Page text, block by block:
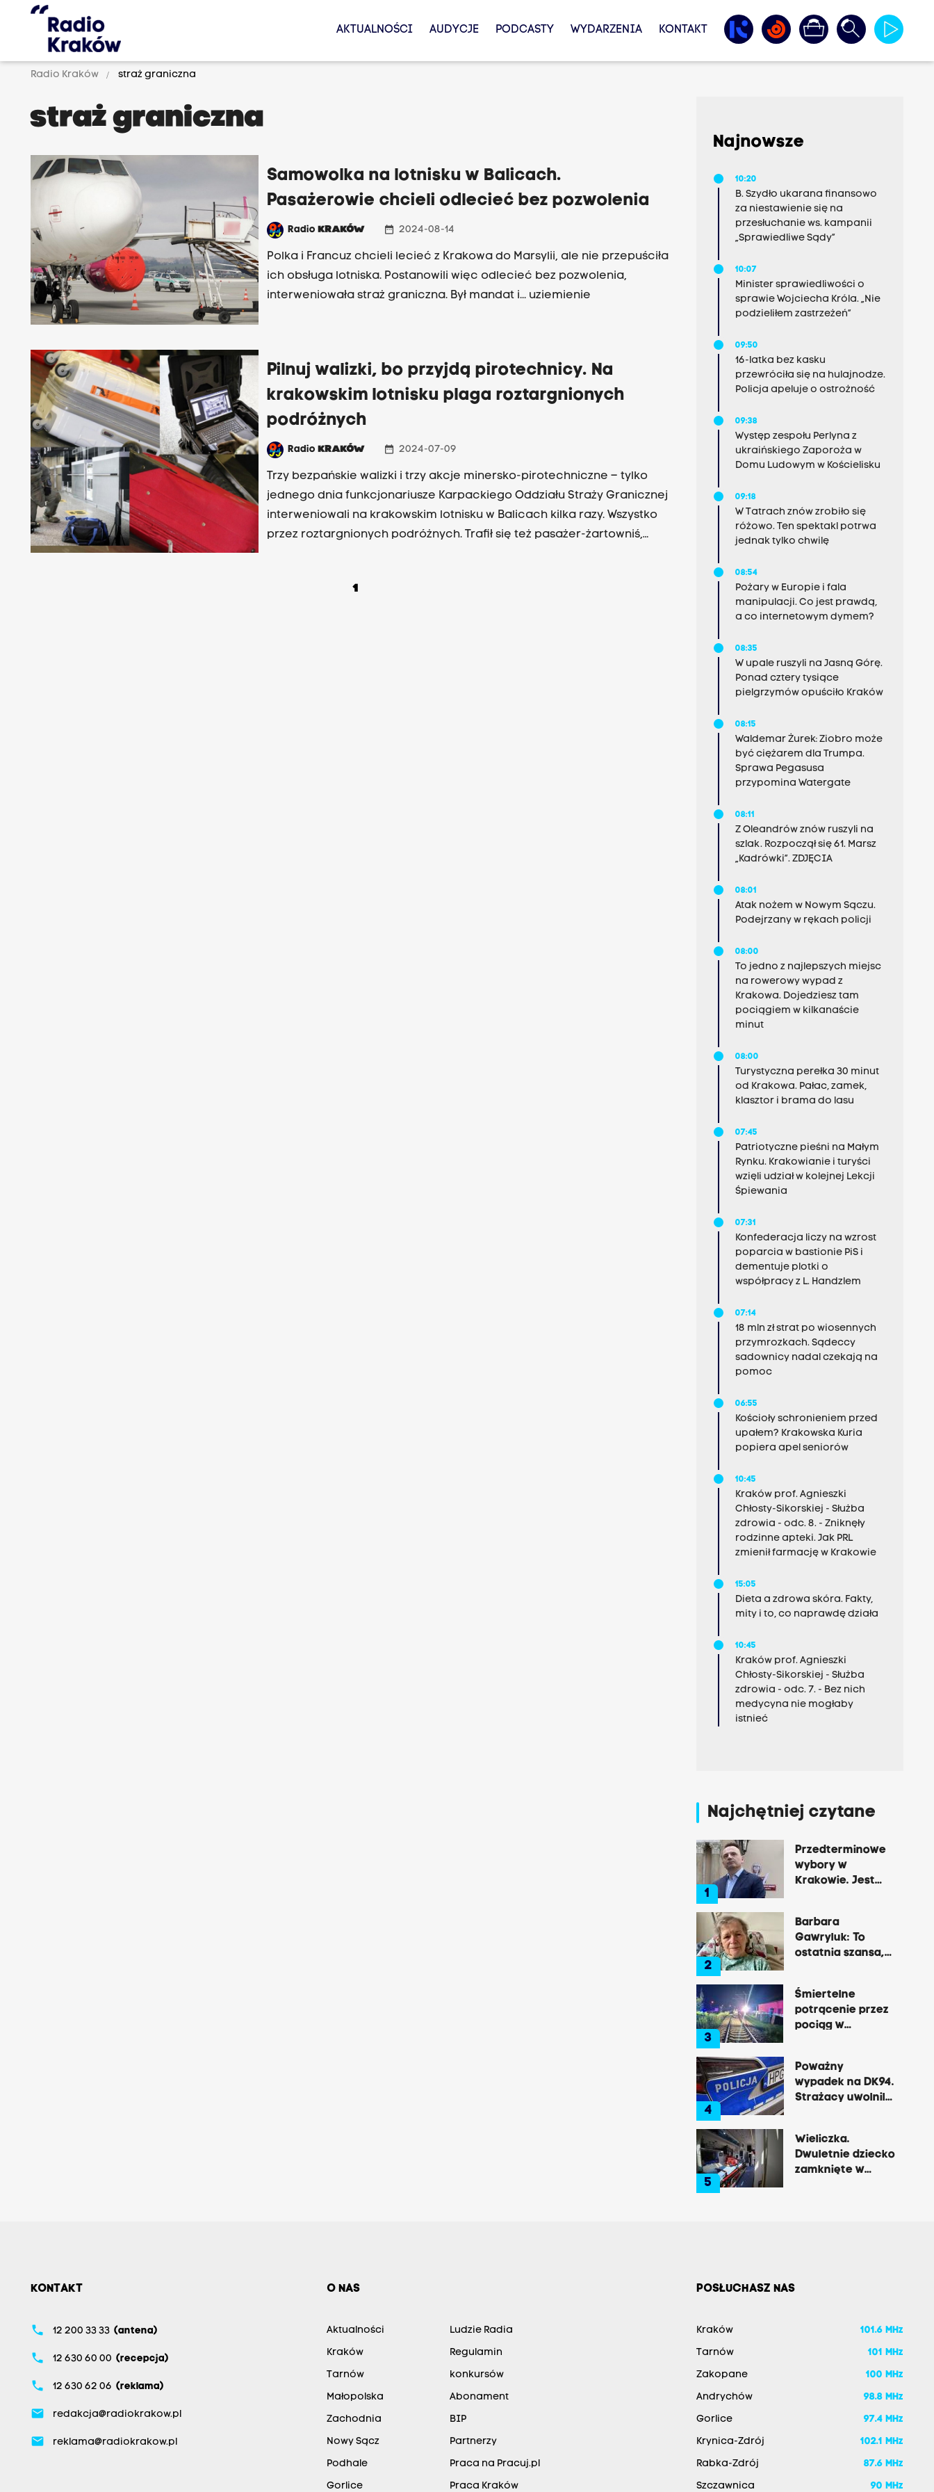
AKTUALNOŚCI AUDYCJE PODCASTY WYDARZENIA KONTAKT
Radio Kraków straż graniczna
straż graniczna
Samowolka na lotnisku w Balicach.
Pasażerowie chcieli odlecieć bez pozwolenia
RadioKRAKÓW date_range 2024-08-14
Polka i Francuz chcieli lecieć z Krakowa do Marsylii, ale nie przepuściła
ich obsługa lotniska. Postanowili więc odlecieć bez pozwolenia,
interweniowała straż graniczna. Był mandat i... uziemienie
Pilnuj walizki, bo przyjdą pirotechnicy. Na
krakowskim lotnisku plaga roztargnionych
podróżnych
RadioKRAKÓW date_range 2024-07-09
Trzy bezpańskie walizki i trzy akcje minersko-pirotechniczne – tylko
jednego dnia funkcjonariusze Karpackiego Oddziału Straży Granicznej
interweniowali na krakowskim lotnisku w Balicach kilka razy. Wszystko
przez roztargnionych podróżnych. Trafił się też pasażer-żartowniś,
1
Najnowsze
10:20
B. Szydło ukarana finansowo
za niestawienie się na
przesłuchanie ws. kampanii
„Sprawiedliwe Sądy”
10:07
Minister sprawiedliwości o
sprawie Wojciecha Króla. „Nie
podzieliłem zastrzeżeń”
09:50
16-latka bez kasku
przewróciła się na hulajnodze.
Policja apeluje o ostrożność
09:38
Występ zespołu Perlyna z
ukraińskiego Zaporoża w
Domu Ludowym w Kościelisku
09:18
W Tatrach znów zrobiło się
różowo. Ten spektakl potrwa
jednak tylko chwilę
08:54
Pożary w Europie i fala
manipulacji. Co jest prawdą,
a co internetowym dymem?
08:35
W upale ruszyli na Jasną Górę.
Ponad cztery tysiące
pielgrzymów opuściło Kraków
08:15
Waldemar Żurek: Ziobro może
być ciężarem dla Trumpa.
Sprawa Pegasusa
przypomina Watergate
08:11
Z Oleandrów znów ruszyli na
szlak. Rozpoczął się 61. Marsz
„Kadrówki”. ZDJĘCIA
08:01
Atak nożem w Nowym Sączu.
Podejrzany w rękach policji
08:00
To jedno z najlepszych miejsc
na rowerowy wypad z
Krakowa. Dojedziesz tam
pociągiem w kilkanaście
minut
08:00
Turystyczna perełka 30 minut
od Krakowa. Pałac, zamek,
klasztor i brama do lasu
07:45
Patriotyczne pieśni na Małym
Rynku. Krakowianie i turyści
wzięli udział w kolejnej Lekcji
Śpiewania
07:31
Konfederacja liczy na wzrost
poparcia w bastionie PiS i
dementuje plotki o
współpracy z L. Handzlem
07:14
18 mln zł strat po wiosennych
przymrozkach. Sądeccy
sadownicy nadal czekają na
pomoc
06:55
Kościoły schronieniem przed
upałem? Krakowska Kuria
popiera apel seniorów
10:45
Kraków prof. Agnieszki
Chłosty-Sikorskiej - Służba
zdrowia - odc. 8. - Zniknęły
rodzinne apteki. Jak PRL
zmienił farmację w Krakowie
15:05
Dieta a zdrowa skóra. Fakty,
mity i to, co naprawdę działa
10:45
Kraków prof. Agnieszki
Chłosty-Sikorskiej - Służba
zdrowia - odc. 7. - Bez nich
medycyna nie mogłaby
istnieć
Najchętniej czytane
1
Przedterminowe
wybory w
Krakowie. Jest
2
Barbara
Gawryluk: To
ostatnia szansa,
chorobie
3
Śmiertelne
potrącenie przez
pociąg w
trasie do Krakowa
4
Poważny
wypadek na DK94.
Strażacy uwolnili
5
Wieliczka.
Dwuletnie dziecko
zamknięte w
KONTAKT
phone 12 200 33 33 (antena)
phone 12 630 60 00 (recepcja)
phone 12 630 62 06 (reklama)
email redakcja@radiokrakow.pl
email reklama@radiokrakow.pl
O NAS
Aktualności
Kraków
Tarnów
Małopolska
Zachodnia
Nowy Sącz
Podhale
Gorlice
Ludzie Radia
Regulamin
konkursów
Abonament
BIP
Partnerzy
Praca na Pracuj.pl
Praca Kraków
POSŁUCHASZ NAS
Kraków 101.6 MHz
Tarnów 101 MHz
Zakopane 100 MHz
Andrychów 98.8 MHz
Gorlice 97.4 MHz
Krynica-Zdrój 102.1 MHz
Rabka-Zdrój 87.6 MHz
Szczawnica 90 MHz